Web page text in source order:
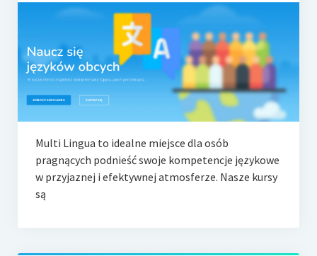
Multi Lingua to idealne miejsce dla osób
pragnących podnieść swoje kompetencje językowe
w przyjaznej i efektywnej atmosferze. Nasze kursy
są